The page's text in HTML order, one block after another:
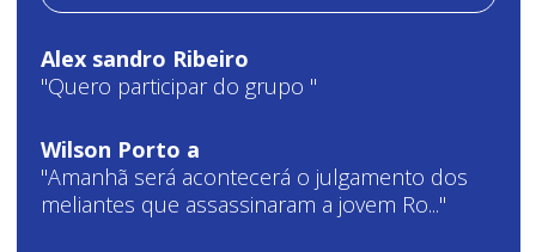
Alex sandro Ribeiro
"Quero participar do grupo "
Wilson Porto a
"Amanhã será acontecerá o julgamento dos
meliantes que assassinaram a jovem Ro..."